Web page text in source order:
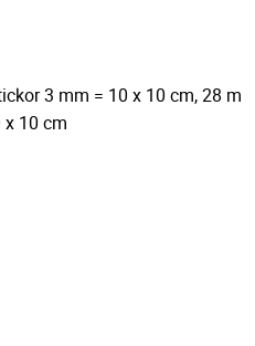
3 mm = 10 x 10 cm, 28 m
10 cm